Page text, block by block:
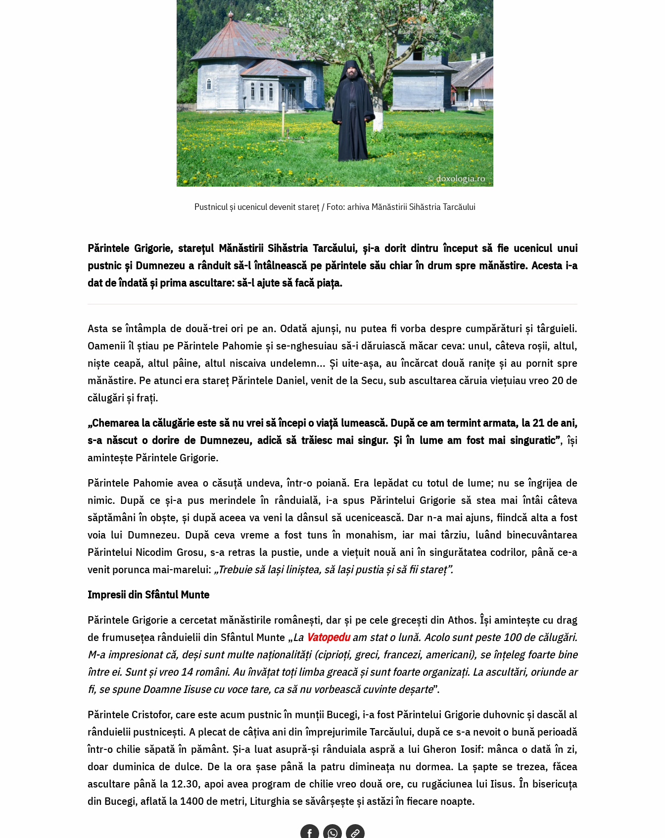
Pustnicul și ucenicul devenit stareț / Foto: arhiva Mănăstirii Sihăstria Tarcăului
Părintele Grigorie, starețul Mănăstirii Sihăstria Tarcăului, și-a dorit dintru început să fie ucenicul unui
pustnic și Dumnezeu a rânduit să-l întâlnească pe părintele său chiar în drum spre mănăstire. Acesta i-a
dat de îndată și prima ascultare: să-l ajute să facă piața.
Asta se întâmpla de două-trei ori pe an. Odată ajunși, nu putea fi vorba despre cumpărături și târguieli.
Oamenii îl știau pe Părintele Pahomie și se-nghesuiau să-i dăruiască măcar ceva: unul, câteva roșii, altul,
niște ceapă, altul pâine, altul niscaiva undelemn... Și uite-așa, au încărcat două ranițe și au pornit spre
mănăstire. Pe atunci era stareț Părintele Daniel, venit de la Secu, sub ascultarea căruia viețuiau vreo 20 de
călugări și frați.
„Chemarea la călugărie este să nu vrei să începi o viaţă lumească. După ce am termint armata, la 21 de ani,
s-a născut o dorire de Dumnezeu, adică să trăiesc mai singur. Și în lume am fost mai singuratic”, își
amintește Părintele Grigorie.
Părintele Pahomie avea o căsuță undeva, într-o poiană. Era lepădat cu totul de lume; nu se îngrijea de
nimic. După ce și-a pus merindele în rânduială, i-a spus Părintelui Grigorie să stea mai întâi câteva
săptămâni în obște, și după aceea va veni la dânsul să ucenicească. Dar n-a mai ajuns, fiindcă alta a fost
voia lui Dumnezeu. După ceva vreme a fost tuns în monahism, iar mai târziu, luând binecuvântarea
Părintelui Nicodim Grosu, s-a retras la pustie, unde a viețuit nouă ani în singurătatea codrilor, până ce-a
venit porunca mai-marelui: „Trebuie să lași liniștea, să lași pustia și să fii stareț”.
Impresii din Sfântul Munte
Părintele Grigorie a cercetat mănăstirile româneşti, dar și pe cele greceşti din Athos. Îşi aminteşte cu drag
de frumuseţea rânduielii din Sfântul Munte „La Vatopeduam stat o lună. Acolo sunt peste 100 de călugări.
M-a impresionat că, deşi sunt multe naţionalităţi (ciprioţi, greci, francezi, americani), se înţeleg foarte bine
între ei. Sunt și vreo 14 români. Au învăţat toţi limba greacă și sunt foarte organizaţi. La ascultări, oriunde ar
fi, se spune Doamne Iisuse cu voce tare, ca să nu vorbească cuvinte deşarte”.
Părintele Cristofor, care este acum pustnic în munţii Bucegi, i-a fost Părintelui Grigorie duhovnic și dascăl al
rânduielii pustnicești. A plecat de câțiva ani din împrejurimile Tarcăului, după ce s-a nevoit o bună perioadă
într-o chilie săpată în pământ. Și-a luat asupră-și rânduiala aspră a lui Gheron Iosif: mânca o dată în zi,
doar duminica de dulce. De la ora şase până la patru dimineaţa nu dormea. La şapte se trezea, făcea
ascultare până la 12.30, apoi avea program de chilie vreo două ore, cu rugăciunea lui Iisus. În bisericuța
din Bucegi, aflată la 1400 de metri, Liturghia se săvârșește și astăzi în fiecare noapte.